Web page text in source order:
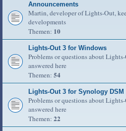
Announcements
Martin, developer of Lights-Out,
developments
Themen: 10
Lights-Out 3 for Windows
Problems or questions about
answered here
Themen: 54
Lights-Out 3 for Synology DSM
Problems or questions about
answered here
Themen: 22